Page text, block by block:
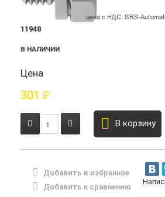
11948
В НАЛИЧИИ
Цена
301 ₽
В корзину
Добавить в избранное
Добавить к сравнению